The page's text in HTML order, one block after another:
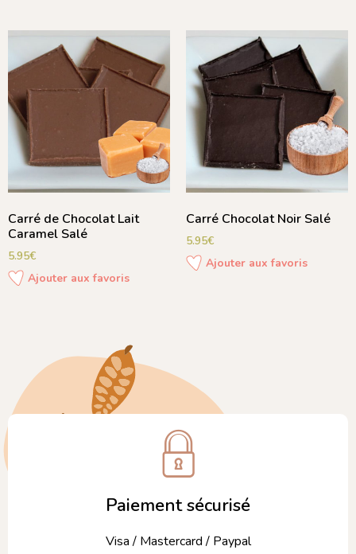
Carré de Chocolat Lait
Caramel Salé
5.95€
Ajouter aux favoris
Carré Chocolat Noir Salé
5.95€
Ajouter aux favoris
Paiement sécurisé
Visa / Mastercard / Paypal